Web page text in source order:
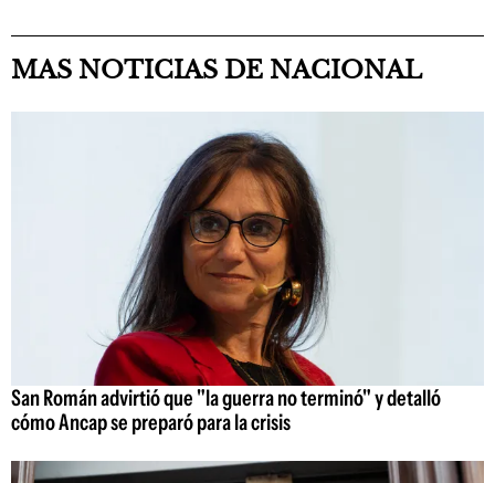
MAS NOTICIAS DE NACIONAL
San Román advirtió que "la guerra no terminó" y detalló
cómo Ancap se preparó para la crisis